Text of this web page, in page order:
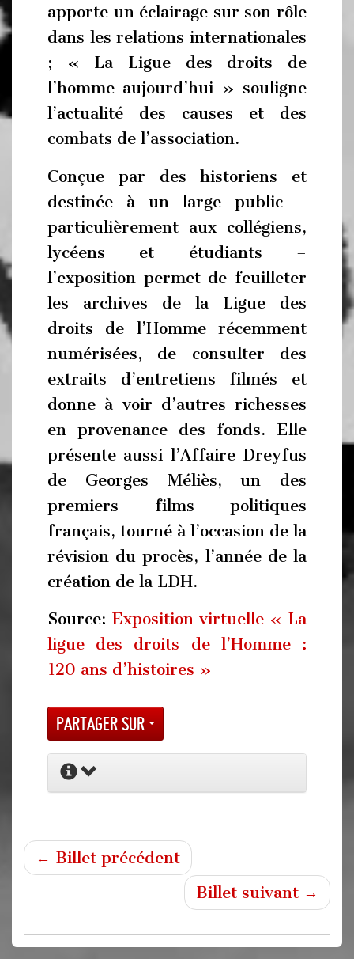
apporte un éclairage sur son rôle
dans les relations internationales
; « La Ligue des droits de
l’homme aujourd’hui » souligne
l’actualité des causes et des
combats de l’association.
Conçue par des historiens et
destinée à un large public –
particulièrement aux collégiens,
lycéens et étudiants –
l’exposition permet de feuilleter
les archives de la Ligue des
droits de l’Homme récemment
numérisées, de consulter des
extraits d’entretiens filmés et
donne à voir d’autres richesses
en provenance des fonds. Elle
présente aussi l’Affaire Dreyfus
de Georges Méliès, un des
premiers films politiques
français, tourné à l’occasion de la
révision du procès, l’année de la
création de la LDH.
Source: Exposition virtuelle « La
ligue des droits de l’Homme :
120 ans d’histoires »
Partager sur
← Billet précédent
Billet suivant →